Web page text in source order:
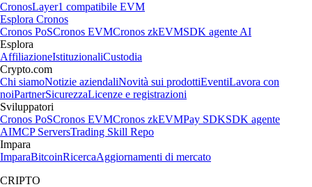
CronosLayer1 compatibile EVM
Esplora Cronos
Cronos PoSCronos EVMCronos zkEVMSDK agente AI
Esplora
AffiliazioneIstituzionaliCustodia
Crypto.com
Chi siamoNotizie aziendaliNovità sui prodottiEventiLavora con
noiPartnerSicurezzaLicenze e registrazioni
Sviluppatori
Cronos PoSCronos EVMCronos zkEVMPay SDKSDK agente
AIMCP ServersTrading Skill Repo
Impara
ImparaBitcoinRicercaAggiornamenti di mercato
CRIPTO